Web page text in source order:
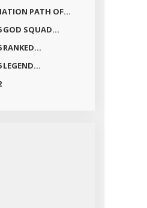
PATH OF...
GOD SQUAD...